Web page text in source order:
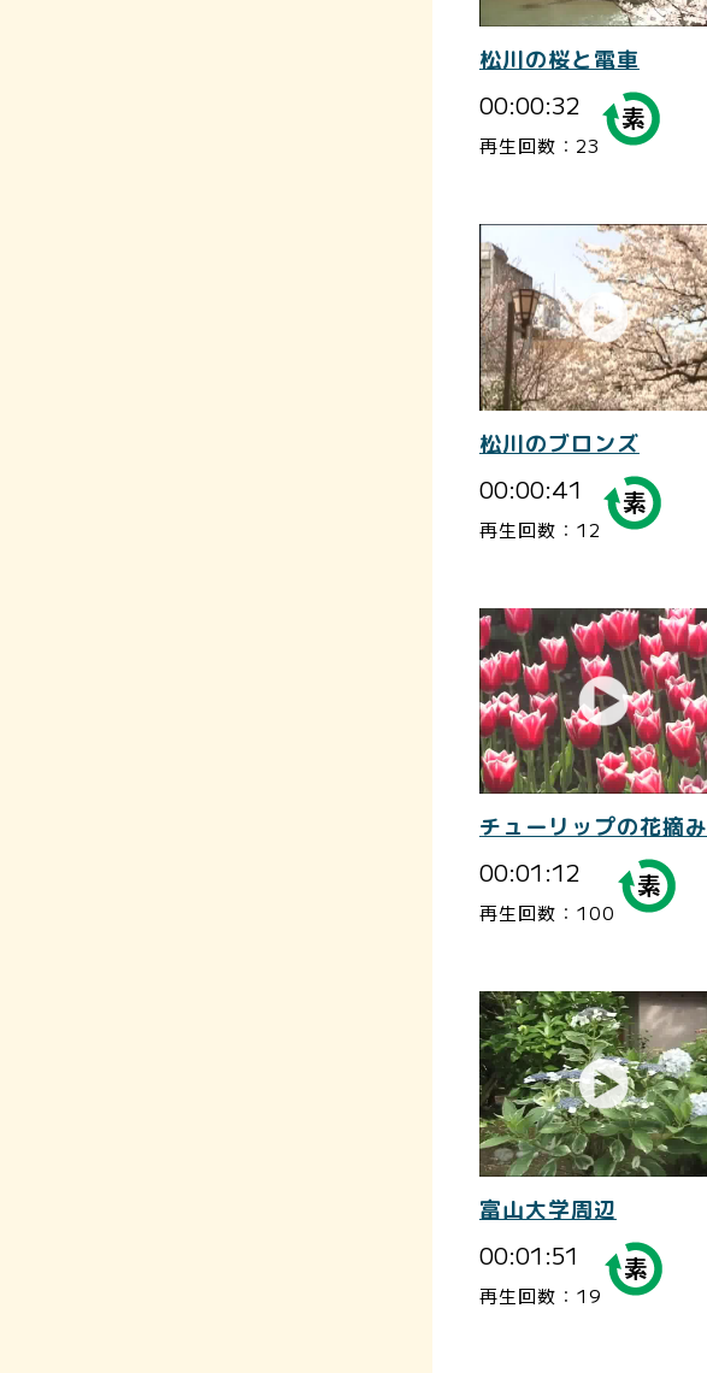
松川の桜と電車
00:00:32
再生回数：23
松川のブロンズ
00:00:41
再生回数：12
チューリップの花摘み
00:01:12
再生回数：100
富山大学周辺
00:01:51
再生回数：19